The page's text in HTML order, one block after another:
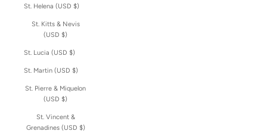
St. Helena (USD $)
St. Kitts & Nevis
(USD $)
St. Lucia (USD $)
St. Martin (USD $)
St. Pierre & Miquelon
(USD $)
St. Vincent &
Grenadines (USD $)